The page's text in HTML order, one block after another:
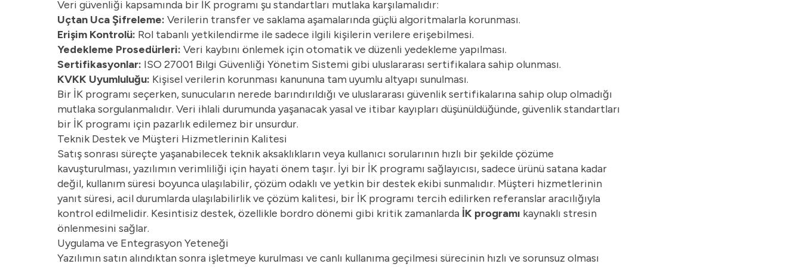
Veri güvenliği kapsamında bir İK programı şu standartları mutlaka karşılamalıdır:
Uçtan Uca Şifreleme: Verilerin transfer ve saklama aşamalarında güçlü algoritmalarla korunması.
Erişim Kontrolü: Rol tabanlı yetkilendirme ile sadece ilgili kişilerin verilere erişebilmesi.
Yedekleme Prosedürleri: Veri kaybını önlemek için otomatik ve düzenli yedekleme yapılması.
Sertifikasyonlar: ISO 27001 Bilgi Güvenliği Yönetim Sistemi gibi uluslararası sertifikalara sahip olunması.
KVKK Uyumluluğu: Kişisel verilerin korunması kanununa tam uyumlu altyapı sunulması.
Bir İK programı seçerken, sunucuların nerede barındırıldığı ve uluslararası güvenlik sertifikalarına sahip olup olmadığı
mutlaka sorgulanmalıdır. Veri ihlali durumunda yaşanacak yasal ve itibar kayıpları düşünüldüğünde, güvenlik standartları
bir İK programı için pazarlık edilemez bir unsurdur.
Teknik Destek ve Müşteri Hizmetlerinin Kalitesi
Satış sonrası süreçte yaşanabilecek teknik aksaklıkların veya kullanıcı sorularının hızlı bir şekilde çözüme
kavuşturulması, yazılımın verimliliği için hayati önem taşır. İyi bir İK programı sağlayıcısı, sadece ürünü satana kadar
değil, kullanım süresi boyunca ulaşılabilir, çözüm odaklı ve yetkin bir destek ekibi sunmalıdır. Müşteri hizmetlerinin
yanıt süresi, acil durumlarda ulaşılabilirlik ve çözüm kalitesi, bir İK programı tercih edilirken referanslar aracılığıyla
kontrol edilmelidir. Kesintisiz destek, özellikle bordro dönemi gibi kritik zamanlarda İK programı kaynaklı stresin
önlenmesini sağlar.
Uygulama ve Entegrasyon Yeteneği
Yazılımın satın alındıktan sonra işletmeye kurulması ve canlı kullanıma geçilmesi sürecinin hızlı ve sorunsuz olması